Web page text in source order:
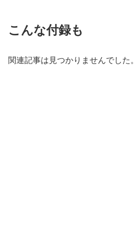
こんな付録も
関連記事は見つかりませんでした。